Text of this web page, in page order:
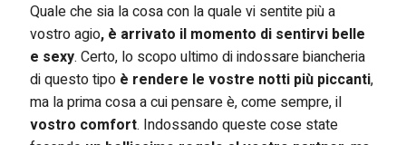
Quale che sia la cosa con la quale vi sentite più a
vostro agio, è arrivato il momento di sentirvi belle
e sexy. Certo, lo scopo ultimo di indossare biancheria
di questo tipo è rendere le vostre notti più piccanti,
ma la prima cosa a cui pensare è, come sempre, il
vostro comfort. Indossando queste cose state